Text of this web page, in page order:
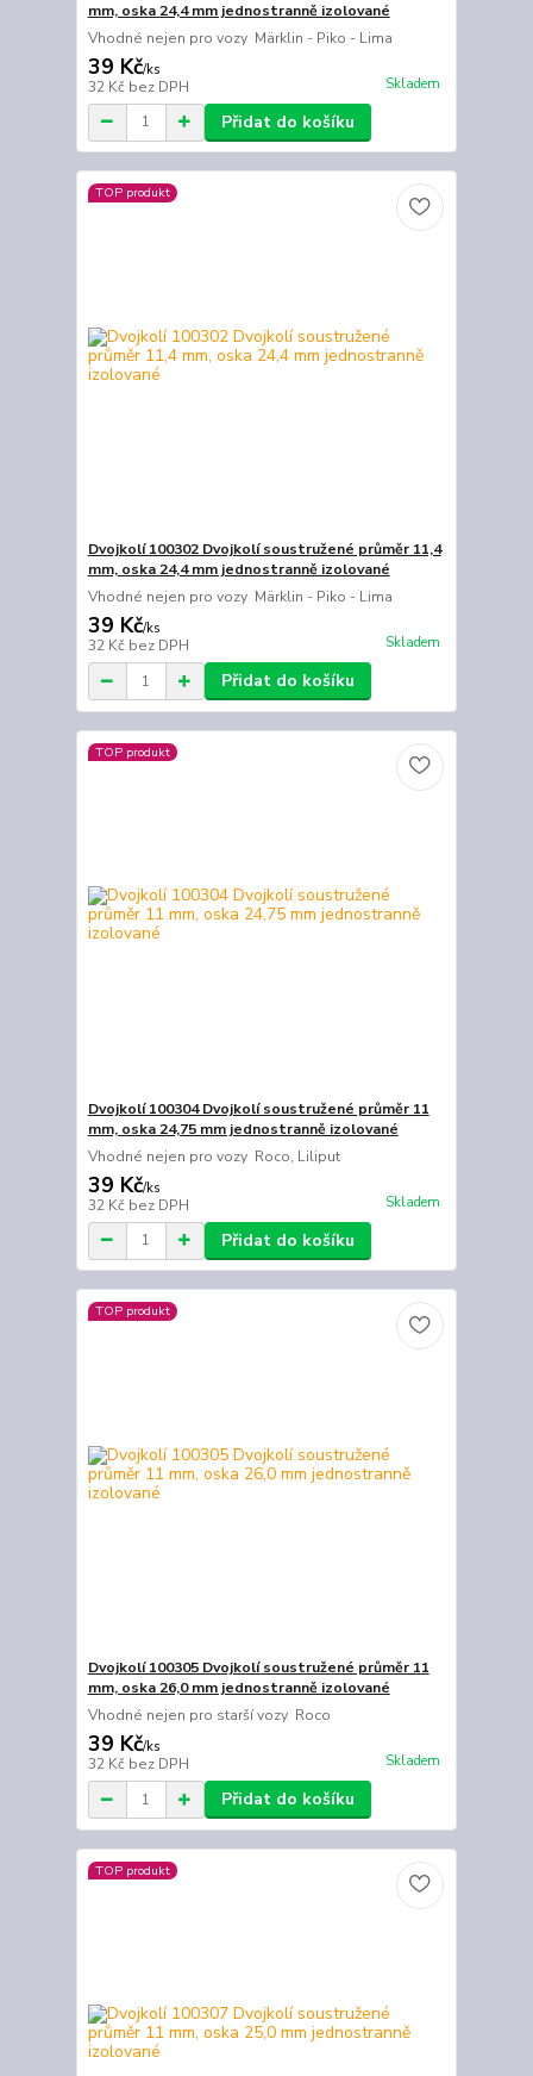
mm, oska 24,4 mm jednostranně izolované
Vhodné nejen pro vozy Märklin - Piko - Lima
39 Kč/ks
32 Kč bez DPH Skladem
Přidat do košíku
TOP produkt
Dvojkolí 100302 Dvojkolí soustružené průměr 11,4
mm, oska 24,4 mm jednostranně izolované
Vhodné nejen pro vozy Märklin - Piko - Lima
39 Kč/ks
32 Kč bez DPH Skladem
Přidat do košíku
TOP produkt
Dvojkolí 100304 Dvojkolí soustružené průměr 11
mm, oska 24,75 mm jednostranně izolované
Vhodné nejen pro vozy Roco, Liliput
39 Kč/ks
32 Kč bez DPH Skladem
Přidat do košíku
TOP produkt
Dvojkolí 100305 Dvojkolí soustružené průměr 11
mm, oska 26,0 mm jednostranně izolované
Vhodné nejen pro starší vozy Roco
39 Kč/ks
32 Kč bez DPH Skladem
Přidat do košíku
TOP produkt